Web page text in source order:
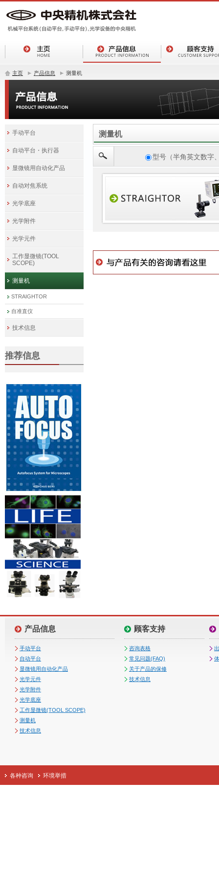
主页 产品信息 测量机
测量机
型号（半角英文数字
手动平台
自动平台・执行器
显微镜用自动化产品
自动对焦系统
光学底座
光学附件
光学元件
工作显微镜(TOOL
SCOPE)
测量机
STRAIGHTOR
自准直仪
技术信息
推荐信息
产品信息
手动平台
自动平台
显微镜用自动化产品
光学元件
光学附件
光学底座
工作显微镜(TOOL SCOPE)
测量机
技术信息
顾客支持
咨询表格
常见问题(FAQ)
关于产品的保修
技术信息
各种咨询 环境举措